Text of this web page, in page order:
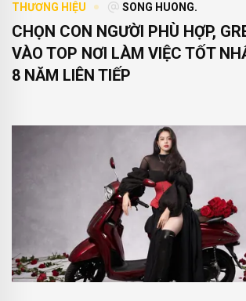
THƯƠNG HIỆU SONG HUONG.
CHỌN CON NGƯỜI PHÙ HỢP,
VÀO TOP NƠI LÀM VIỆC TỐT
8 NĂM LIÊN TIẾP